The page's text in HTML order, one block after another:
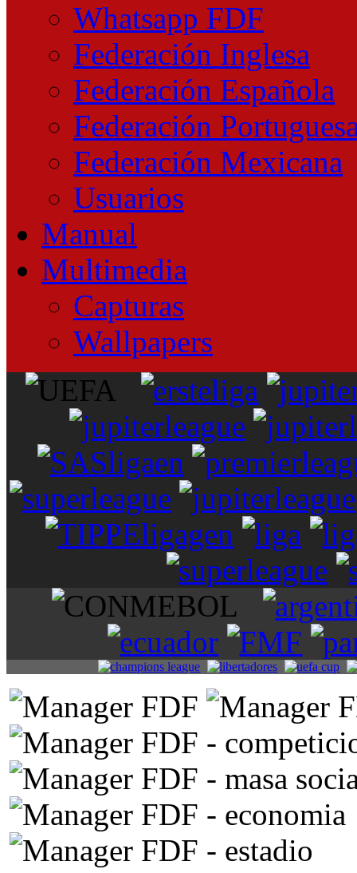
Whatsapp FDF
Federación Inglesa
Federación Española
Federación
Federación Mexicana
Usuarios
Manual
Multimedia
Capturas
Wallpapers